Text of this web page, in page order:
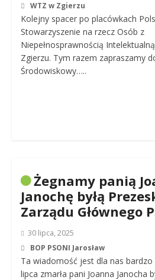
WTZ w Zgierzu
Kolejny spacer po placówkach
Stowarzyszenie na rzecz Osób z
Niepełnosprawnością
Zgierzu. Tym razem zapraszamy
Środowiskowy…..
Żegnamy panią
Janochę byłą
Zarządu Głównego
30 lipca, 2025
BOP PSONI Jarosław
Ta wiadomość jest dla nas bardzo
lipca zmarła pani Joanna Janocha